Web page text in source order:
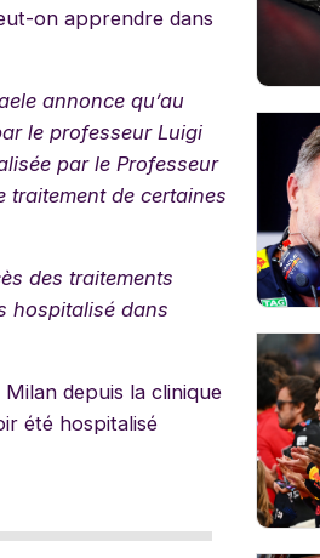
on apprendre dans
annonce qu’au
le professeur Luigi
par le Professeur
traitement de certaines
des traitements
hospitalisé dans
depuis la clinique
été hospitalisé